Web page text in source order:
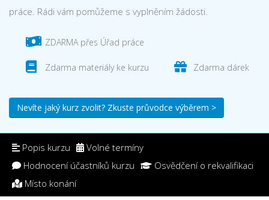
práce. Rádi vám pomůžeme s vyplněním žádosti.
ZDARMA přes Úřad práce
Zdarma materiály ke kurzu Zdarma dárek
Nevíte jaký kurz zvolit? Zkuste průvodce výběrem >
Popis kurzu
Volné termíny
Hodnocení účastníků kurzu
Osvědčení o rekvalifikaci
Místo konání